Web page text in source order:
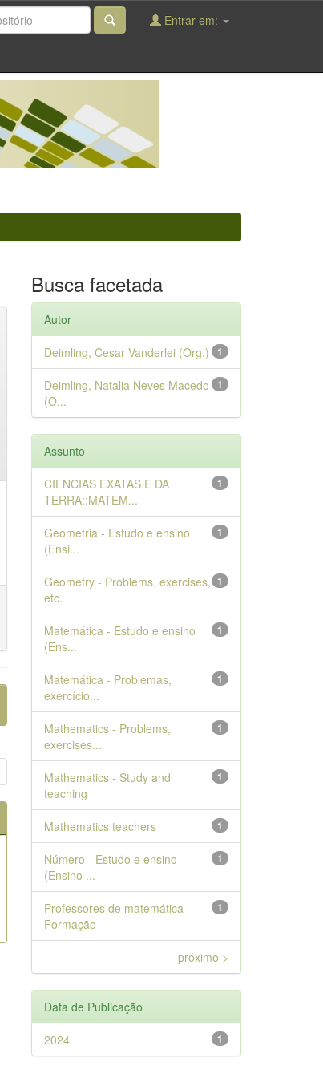
Entrar em:
Busca facetada
Autor
1
Deimling, Cesar Vanderlei (Org.)
1
Deimling, Natalia Neves Macedo
(O...
Assunto
1
CIENCIAS EXATAS E DA
TERRA::MATEM...
1
Geometria - Estudo e ensino
(Ensi...
1
Geometry - Problems, exercises,
etc.
1
Matemática - Estudo e ensino
(Ens...
1
Matemática - Problemas,
exercício...
1
Mathematics - Problems,
exercises...
1
Mathematics - Study and
teaching
1
Mathematics teachers
1
Número - Estudo e ensino
(Ensino ...
1
Professores de matemática -
Formação
próximo >
Data de Publicação
1
2024